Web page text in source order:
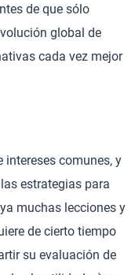
de que sólo
global de
cada vez mejor
intereses comunes, y
estrategias para
muchas lecciones y
de cierto tiempo
su evaluación de